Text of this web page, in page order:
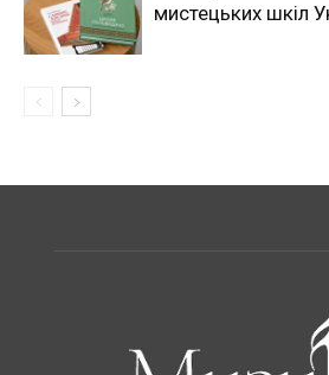
мистецьких шкіл